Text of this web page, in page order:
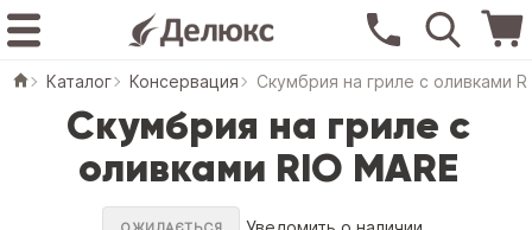
Каталог Консервация Скумбрия на гриле с оливками
Скумбрия на гриле с
оливками RIO MARE